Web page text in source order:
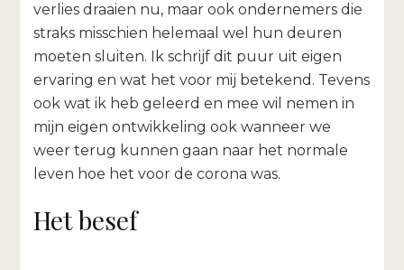
verlies draaien nu, maar ook ondernemers die
straks misschien helemaal wel hun deuren
moeten sluiten. Ik schrijf dit puur uit eigen
ervaring en wat het voor mij betekend. Tevens
ook wat ik heb geleerd en mee wil nemen in
mijn eigen ontwikkeling ook wanneer we
weer terug kunnen gaan naar het normale
leven hoe het voor de corona was.
Het besef